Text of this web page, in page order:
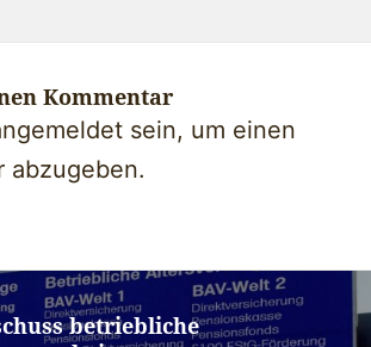
Kommentar
sein, um einen
abzugeben.
betriebliche